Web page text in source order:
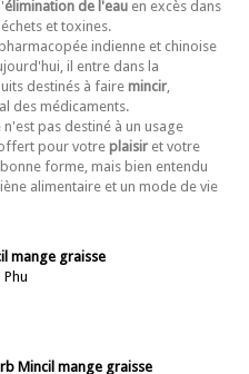
élimination de l'eau en excès dans
et toxines.
indienne et chinoise
il entre dans la
destinés à faire mincir,
des médicaments.
pas destiné à un usage
pour votreplaisir et votre
forme, mais bien entendu
alimentaire et un mode de vie
mange graisse
Mincil mange graisse